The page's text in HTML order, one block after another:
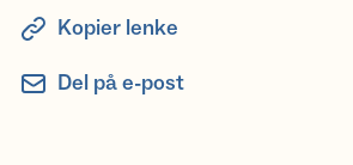
Kopier lenke
Del på e-post